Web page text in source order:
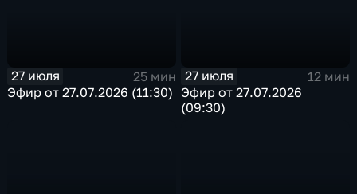
27 июля
25 мин
Эфир от 27.07.2026 (11:30)
27 июля
12 мин
Эфир от 27.07.2026
(09:30)